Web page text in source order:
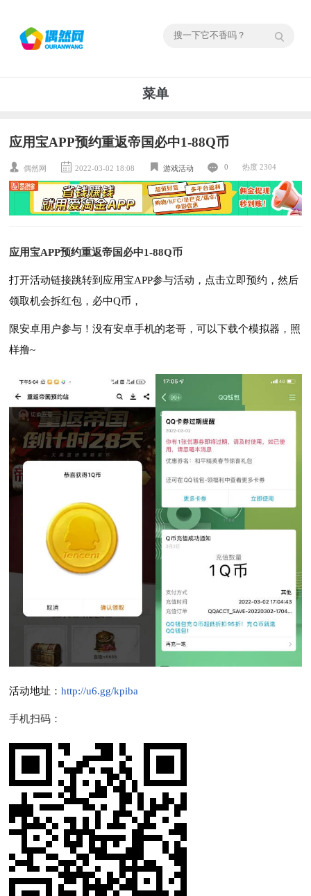
菜单
应用宝APP预约重返帝国必中1-88Q币
偶然网 2022-03-02 18:08 游戏活动 0 热度 2304
应用宝APP预约重返帝国必中1-88Q币
打开活动链接跳转到应用宝APP参与活动，点击立即预约，然后
领取机会拆红包，必中Q币，
限安卓用户参与！没有安卓手机的老哥，可以下载个模拟器，照
样撸~
活动地址：http://u6.gg/kpiba
手机扫码：